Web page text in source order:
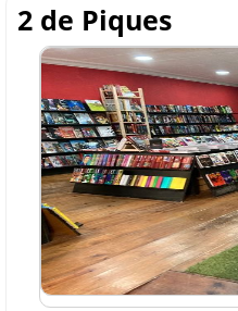
2 de Piques